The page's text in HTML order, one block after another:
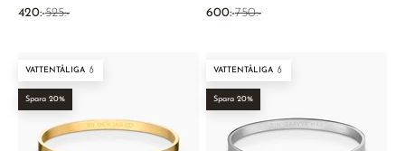
REA-pris
420:-Pris
525:-
REA-pris
600:-Pris
750:-
VATTENTÅLIGA 💧
Spara 20%
VATTENTÅLIGA 💧
Spara 20%